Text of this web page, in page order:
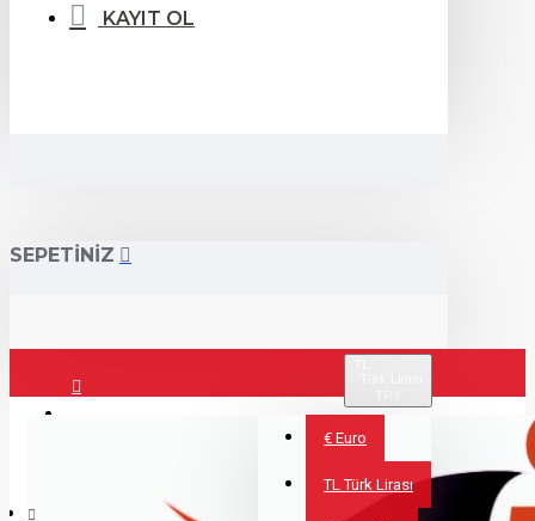
KAYIT OL
SEPETİNİZ
€ Euro
TL Türk Lirası